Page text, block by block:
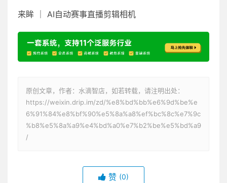
来眸 ｜ AI自动赛事直播剪辑相机
原创文章，作者：水滴智店，如若转载，请注明出处：
https://weixin.drip.im/zd/%e8%bd%bb%e6%9d%be%e
6%91%84%e8%bf%90%e5%8a%a8%ef%bc%8c%e7%9c
%b8%e5%8a%a9%e4%bd%a0%e7%b2%be%e5%bd%a9
/
赞 (0)